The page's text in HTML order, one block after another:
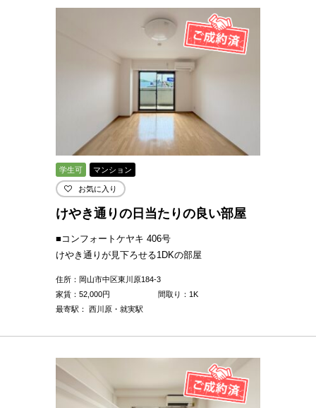
学生可 マンション
お気に入り
けやき通りの日当たりの良い部屋
■コンフォートケヤキ 406号
けやき通りが見下ろせる1DKの部屋
住所：岡山市中区東川原184-3
家賃： 52,000円
間取り：1K
最寄駅： 西川原・就実駅